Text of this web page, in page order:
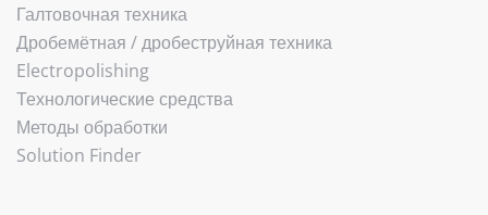
Галтовочная техника
Дробемётная / ­дробеструйная техника
Electropolishing
Технологические средства
Методы обработки
Solution Finder